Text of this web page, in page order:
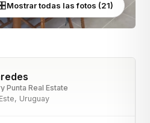
Mostrar todas las fotos (21)
Punta Real Estate
Uruguay